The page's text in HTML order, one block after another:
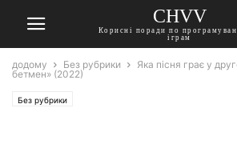
CHVV
Корисні поради по
іграм
додому Без рубрики
Яка пісня грає у
бетмен» (2022)
Без рубрики